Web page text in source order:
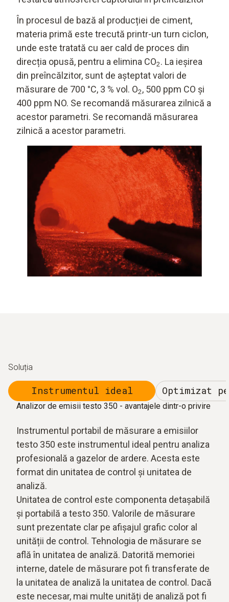
În procesul de bază al producției de ciment,
materia primă este trecută printr-un turn ciclon,
unde este tratată cu aer cald de proces din
direcția opusă, pentru a elimina CO2. La ieșirea
din preîncălzitor, sunt de așteptat valori de
măsurare de 700 °C, 3 % vol. O2, 500 ppm CO și
400 ppm NO. Se recomandă măsurarea zilnică a
acestor parametri. Se recomandă măsurarea
zilnică a acestor parametri.
Soluția
Instrumentul ideal Optimizat
Analizor de emisii testo 350 - avantajele dintr-o privire
Instrumentul portabil de măsurare a emisiilor
testo 350 este instrumentul ideal pentru analiza
profesională a gazelor de ardere. Acesta este
format din unitatea de control și unitatea de
analiză.
Unitatea de control este componenta detașabilă
și portabilă a testo 350. Valorile de măsurare
sunt prezentate clar pe afișajul grafic color al
unității de control. Tehnologia de măsurare se
află în unitatea de analiză. Datorită memoriei
interne, datele de măsurare pot fi transferate de
la unitatea de analiză la unitatea de control. Dacă
este necesar, mai multe unități de analiză pot fi